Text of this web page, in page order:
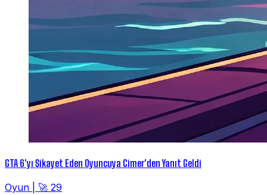
GTA 6'yı Şikayet Eden Oyuncuya Cimer'den Yanıt Geldi
Oyun
🚀 29